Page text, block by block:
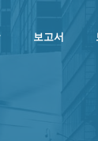
보고서